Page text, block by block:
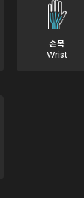
손목
Wrist